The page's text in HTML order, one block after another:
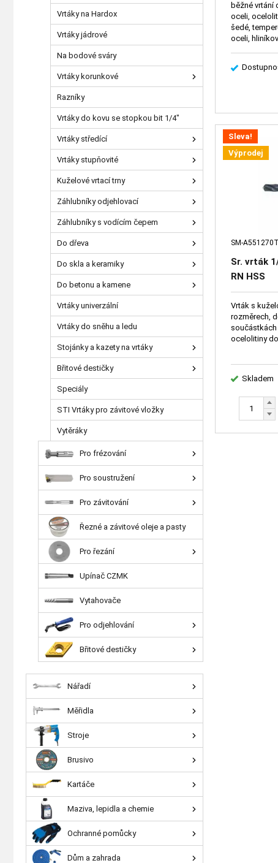
běžné vrtání
oceli,
šedé,
oceli,
Sleva!
Výprodej
SM-
Sr. vrták
RN HSS
Vrták s
rozměrech,
součástkách
ocelolitiny
Skladem
Vrtáky na Hardox
Vrtáky jádrové
Na bodové sváry
Vrtáky korunkové
Razníky
Vrtáky do kovu se stopkou bit 1/4"
Vrtáky středící
Vrtáky stupňovité
Kuželové vrtací trny
Záhlubníky odjehlovací
Záhlubníky s vodícím čepem
Do dřeva
Do skla a keramiky
Do betonu a kamene
Vrtáky univerzální
Vrtáky do sněhu a ledu
Stojánky a kazety na vrtáky
Břitové destičky
Speciály
STI Vrtáky pro závitové vložky
Vytěráky
Pro frézování
Pro soustružení
Pro závitování
Řezné a závitové oleje a pasty
Pro řezání
Upínač CZMK
Vytahovače
Pro odjehlování
Břitové destičky
Nářadí
Měřidla
Stroje
Brusivo
Kartáče
Maziva, lepidla a chemie
Ochranné pomůcky
Dům a zahrada